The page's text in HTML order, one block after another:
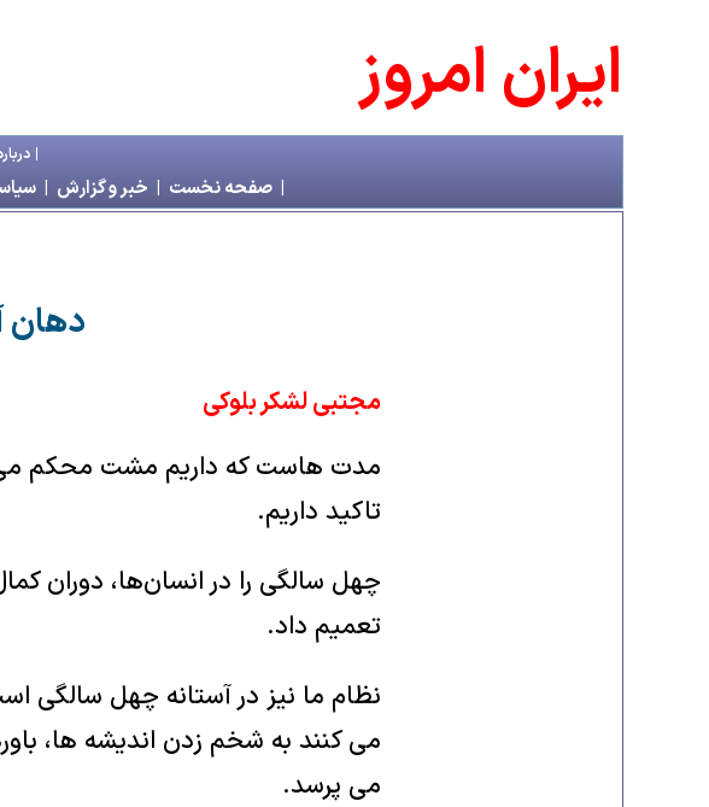
ايران امروز
|
| صفحه نخست | خبر و گزارش |
دهان
مجتبی لشکر بلوکی
مدت هاست که داریم مشت محکم می
تاکید داریم.
چهل سالگی را در انسان‌ها، دوران
تعمیم داد.
نظام ما نیز در آستانه چهل سالگی
می کنند به شخم زدن اندیشه ها،
می پرسد.